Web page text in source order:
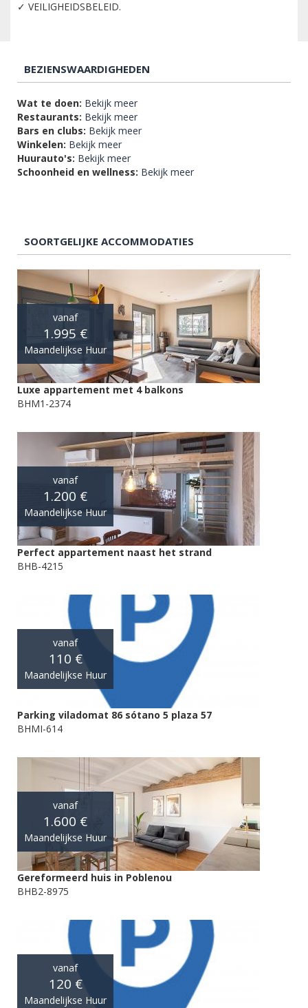
✓ VEILIGHEIDSBELEID.
BEZIENSWAARDIGHEDEN
Wat te doen: Bekijk meer
Restaurants: Bekijk meer
Bars en clubs: Bekijk meer
Winkelen: Bekijk meer
Huurauto's: Bekijk meer
Schoonheid en wellness: Bekijk meer
SOORTGELIJKE ACCOMMODATIES
vanaf
1.995 €
Maandelijkse Huur
Luxe appartement met 4 balkons
BHM1-2374
vanaf
1.200 €
Maandelijkse Huur
Perfect appartement naast het strand
BHB-4215
vanaf
110 €
Maandelijkse Huur
Parking viladomat 86 sótano 5 plaza 57
BHMI-614
vanaf
1.600 €
Maandelijkse Huur
Gereformeerd huis in Poblenou
BHB2-8975
vanaf
120 €
Maandelijkse Huur